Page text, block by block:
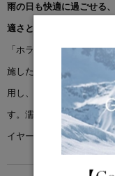
雨の日も快適に過ごせる
適さと通気性を両立した
「ホライゾン レイン ジ
施した構造を採用。高い
用し、肌に触れる内側に
す。濡れて冷え込む日に
イヤードがおすすめです